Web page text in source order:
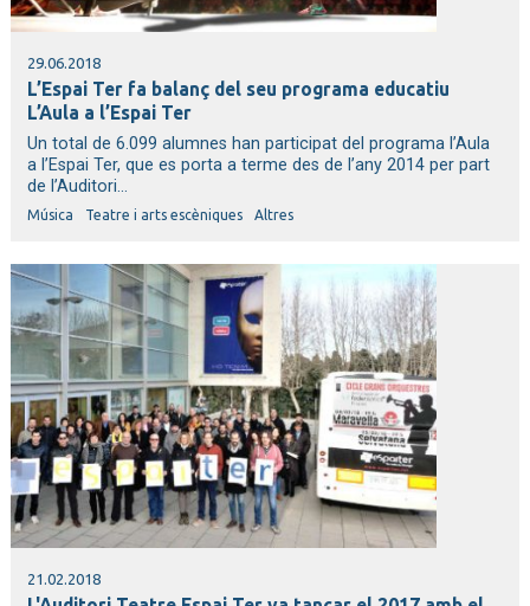
29.06.2018
L’Espai Ter fa balanç del seu programa educatiu
L’Aula a l’Espai Ter
Un total de 6.099 alumnes han participat del programa l’Aula
a l’Espai Ter, que es porta a terme des de l’any 2014 per part
de l’Auditori...
Música Teatre i arts escèniques Altres
21.02.2018